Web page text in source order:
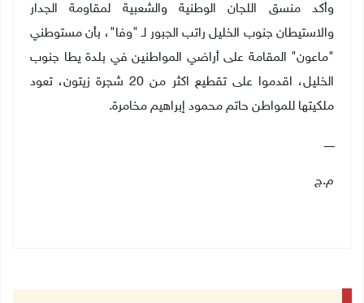
وأكد منسق اللجان الوطنية والشعبية لمقاومة الجدار
والاستيطان جنوب الخليل راتب الجبور لـ "وفا"، بأن مستوطني
"ماعون" المقامة على أراضي المواطنين في بلدة يطا جنوب
الخليل، اقدموا على تقطيع اكثر من 20 شجرة زيتون، تعود
ملكيتها للمواطن حاتم محمود إبراهيم مخامرة.
ــــــ
م.ج